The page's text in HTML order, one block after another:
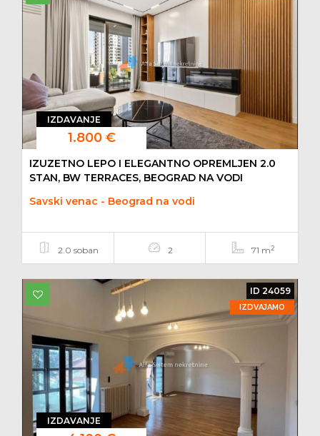
IZDAVANJE
1.800 €
IZUZETNO LEPO I ELEGANTNO OPREMLJEN 2.0
STAN, BW TERRACES, BEOGRAD NA VODI
Savski venac - Beograd na vodi
2.0 soban 2 71 m2
IZDAVANJE
ID 24059
IZDVAJAMO